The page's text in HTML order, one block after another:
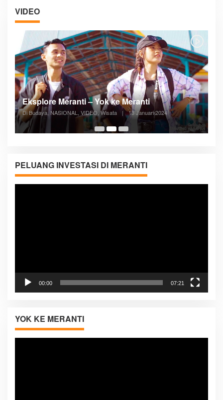
VIDEO
05:08
Posyandu Melayani Semua Siklus Hidup
Di ADVERTORIAL, Kesehatan, VIDEO 27 Desember 2023
PELUANG INVESTASI DI MERANTI
00:00 07:21
YOK KE MERANTI